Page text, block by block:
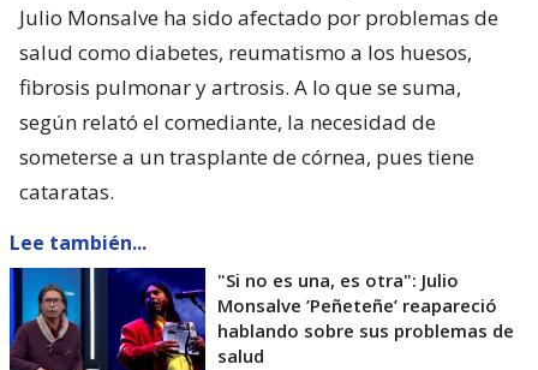
Julio Monsalve ha sido afectado por problemas de
salud como diabetes, reumatismo a los huesos,
fibrosis pulmonar y artrosis. A lo que se suma,
según relató el comediante, la necesidad de
someterse a un trasplante de córnea, pues tiene
cataratas.
Lee también...
"Si no es una, es otra": Julio
Monsalve ’Peñeteñe’ reapareció
hablando sobre sus problemas de
salud